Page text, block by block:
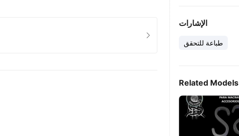
الإشارات
طباعة للتحقق
Related Models